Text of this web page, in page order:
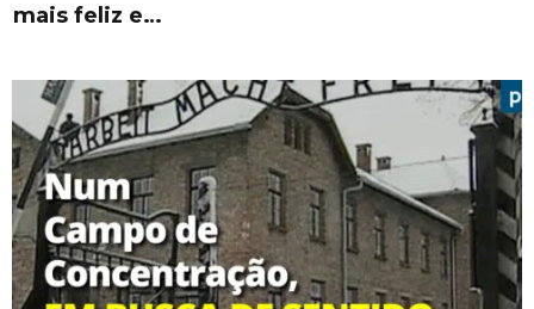
mais feliz e…